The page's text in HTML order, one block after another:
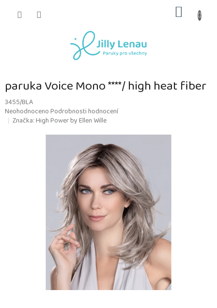
KOŠÍK
paruka Voice Mono ****/ high heat fiber
3455/BLA
Průměrné
hodnocení
NeohodnocenoPodrobnosti hodnocení
Značka:High Power by Ellen Wille